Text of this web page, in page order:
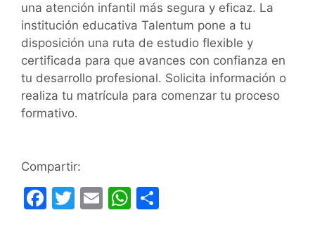
una atención infantil más segura y eficaz. La
institución educativa Talentum pone a tu
disposición una ruta de estudio flexible y
certificada para que avances con confianza en
tu desarrollo profesional. Solicita información o
realiza tu matrícula para comenzar tu proceso
formativo.
Compartir:
F
T
E
W